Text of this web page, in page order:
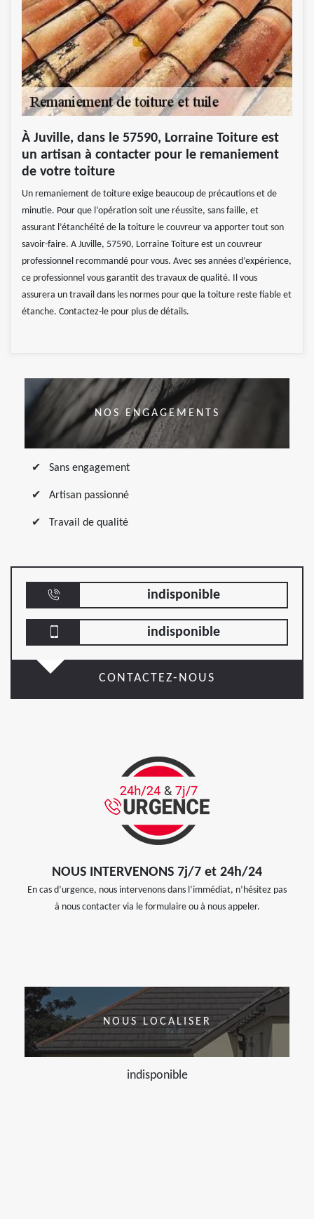
À Juville, dans le 57590, Lorraine Toiture est
un artisan à contacter pour le remaniement
de votre toiture
Un remaniement de toiture exige beaucoup de précautions et de
minutie. Pour que l’opération soit une réussite, sans faille, et
assurant l’étanchéité de la toiture le couvreur va apporter tout son
savoir-faire. A Juville, 57590, Lorraine Toiture est un couvreur
professionnel recommandé pour vous. Avec ses années d’expérience,
ce professionnel vous garantit des travaux de qualité. Il vous
assurera un travail dans les normes pour que la toiture reste fiable et
étanche. Contactez-le pour plus de détails.
NOS ENGAGEMENTS
Sans engagement
Artisan passionné
Travail de qualité
indisponible
indisponible
CONTACTEZ-NOUS
NOUS INTERVENONS 7j/7 et 24h/24
En cas d’urgence, nous intervenons dans l’immédiat, n’hésitez pas
à nous contacter via le formulaire ou à nous appeler.
NOUS LOCALISER
indisponible